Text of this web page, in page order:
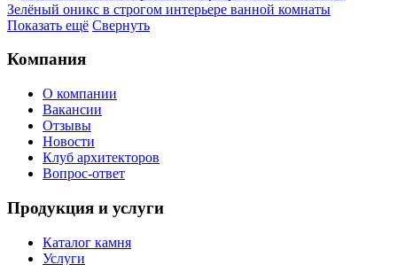
Зелёный оникс в строгом интерьере ванной комнаты
Показать ещё Свернуть
Компания
О компании
Вакансии
Отзывы
Новости
Клуб архитекторов
Вопрос-ответ
Продукция и услуги
Каталог камня
Услуги